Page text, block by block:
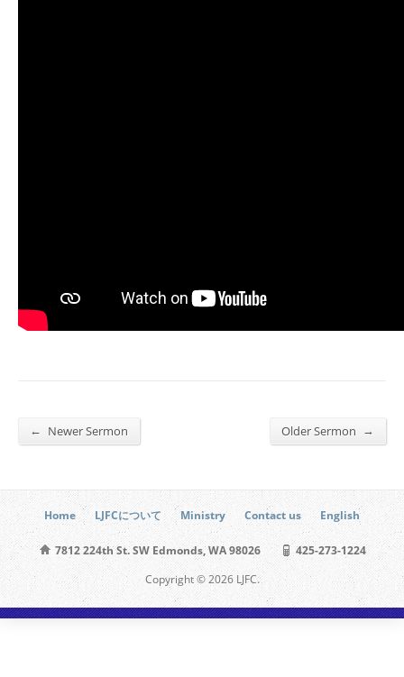
← Newer Sermon Older Sermon →
Home LJFCについて Ministry Contact us English
7812 224th St. SW Edmonds, WA 98026 425-273-1224
Copyright © 2026 LJFC.